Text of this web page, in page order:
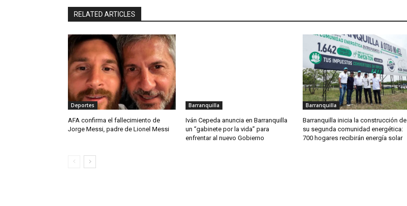
RELATED ARTICLES
Deportes
AFA confirma el fallecimiento de
Jorge Messi, padre de Lionel Messi
Barranquilla
Iván Cepeda anuncia en Barranquilla
un “gabinete por la vida” para
enfrentar al nuevo Gobierno
Barranquilla
Barranquilla inicia la construcción de
su segunda comunidad energética:
700 hogares recibirán energía solar